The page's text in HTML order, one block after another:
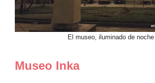
El museo, iluminado de noche
Museo Inka